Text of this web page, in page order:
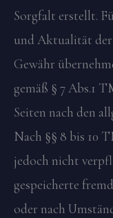
Sorgfalt erstellt.
und Aktualität
Gewähr
gemäß § 7 Abs.1
Seiten nach den
Nach §§ 8 bis 10
jedoch nicht
gespeicherte
oder nach